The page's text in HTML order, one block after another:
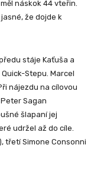
náskok 44 vteřin.
že dojde k
stáje Kaťuša a
Stepu. Marcel
nájezdu na cílovou
Peter Sagan
šlapaní jej
udržel až do cíle.
třetíSimone Consonni